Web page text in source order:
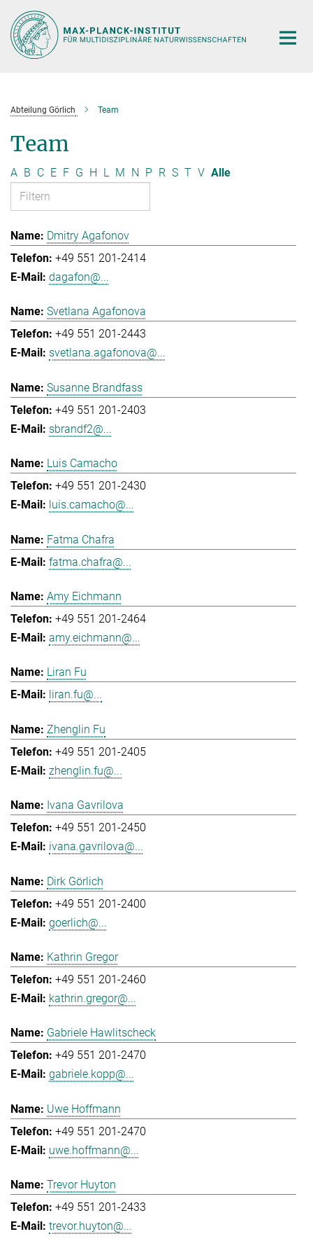
Hauptinhalt
Abteilung Görlich Team
Team
A B C E F G H L M N P R S T V Alle
Dmitry Agafonov
+49 551 201-2414
dagafon@...
Svetlana Agafonova
+49 551 201-2443
svetlana.agafonova@...
Susanne Brandfass
+49 551 201-2403
sbrandf2@...
Luis Camacho
+49 551 201-2430
luis.camacho@...
Fatma Chafra
fatma.chafra@...
Amy Eichmann
+49 551 201-2464
amy.eichmann@...
Liran Fu
liran.fu@...
Zhenglin Fu
+49 551 201-2405
zhenglin.fu@...
Ivana Gavrilova
+49 551 201-2450
ivana.gavrilova@...
Dirk Görlich
+49 551 201-2400
goerlich@...
Kathrin Gregor
+49 551 201-2460
kathrin.gregor@...
Gabriele Hawlitscheck
+49 551 201-2470
gabriele.kopp@...
Uwe Hoffmann
+49 551 201-2470
uwe.hoffmann@...
Trevor Huyton
+49 551 201-2433
trevor.huyton@...